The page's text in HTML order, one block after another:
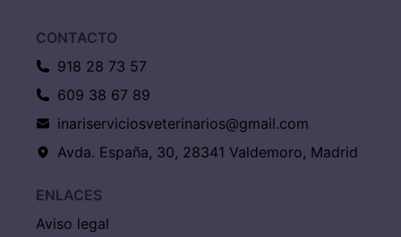
CONTACTO
918 28 73 57
609 38 67 89
inariserviciosveterinarios@gmail.com
Avda. España, 30, 28341 Valdemoro, Madrid
ENLACES
Aviso legal